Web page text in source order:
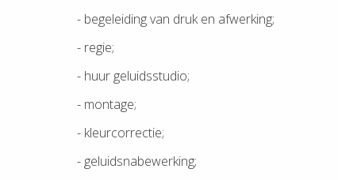
- begeleiding van druk en afwerking;
- regie;
- huur geluidsstudio;
- montage;
- kleurcorrectie;
- geluidsnabewerking;